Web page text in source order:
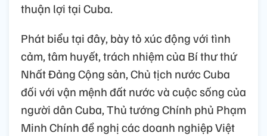
thuận lợi tại Cuba.
Phát biểu tại đây, bày tỏ xúc động với tình
cảm, tâm huyết, trách nhiệm của Bí thư thứ
Nhất Đảng Cộng sản, Chủ tịch nước Cuba
đối với vận mệnh đất nước và cuộc sống của
người dân Cuba, Thủ tướng Chính phủ Phạm
Minh Chính đề nghị các doanh nghiệp Việt